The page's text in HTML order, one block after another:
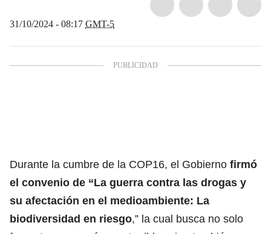
31/10/2024 - 08:17 GMT-5
Durante la cumbre de la COP16, el Gobierno firmó
el convenio de “La guerra contra las drogas y
su afectación en el medioambiente: La
biodiversidad en riesgo,” la cual busca no solo